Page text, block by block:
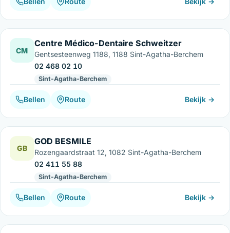
CM
Centre Médico-Dentaire Schweitzer
Gentsesteenweg 1188, 1188 Sint-Agatha-Berchem
02 468 02 10
Sint-Agatha-Berchem
Bellen Route Bekijk →
GB
GOD BESMILE
Rozengaardstraat 12, 1082 Sint-Agatha-Berchem
02 411 55 88
Sint-Agatha-Berchem
Bellen Route Bekijk →